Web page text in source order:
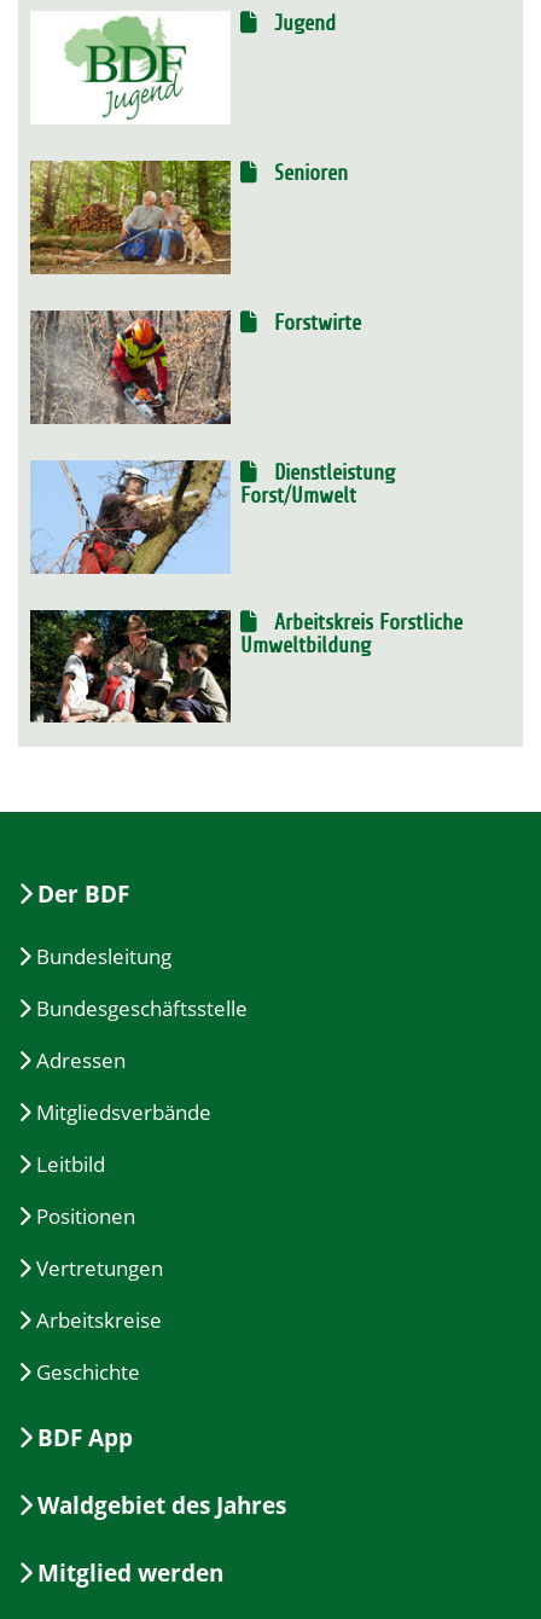
Jugend
Senioren
Forstwirte
Dienstleistung
Forst/Umwelt
Arbeitskreis Forstliche
Umweltbildung
Der BDF
Bundesleitung
Bundesgeschäftsstelle
Adressen
Mitgliedsverbände
Leitbild
Positionen
Vertretungen
Arbeitskreise
Geschichte
BDF App
Waldgebiet des Jahres
Mitglied werden